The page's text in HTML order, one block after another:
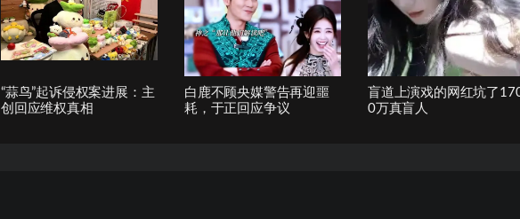
“蒜鸟”起诉侵权案进展：主
创回应维权真相
白鹿不顾央媒警告再迎噩
耗，于正回应争议
盲道上演戏的网红坑了
0万真盲人